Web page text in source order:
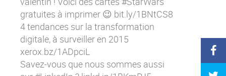
gratuites à imprimer 😉 bit.ly/1BNtCS8
4 tendances sur la transformation
digitale, à surveiller en 2015
xerox.bz/1ADpciL
Savez-vous que nous sommes aussi